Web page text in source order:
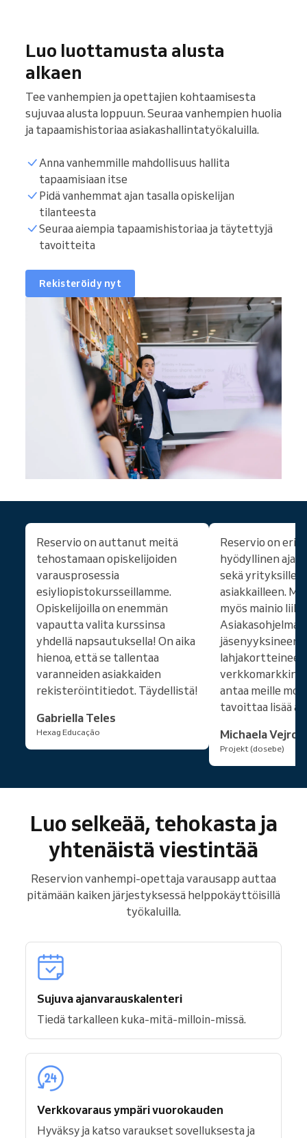
Luo luottamusta alusta
alkaen
Tee vanhempien ja opettajien kohtaamisesta
sujuvaa alusta loppuun. Seuraa vanhempien huolia
ja tapaamishistoriaa asiakashallintatyökaluilla.
Anna vanhemmille mahdollisuus hallita
tapaamisiaan itse
Pidä vanhemmat ajan tasalla opiskelijan
tilanteesta
Seuraa aiempia tapaamishistoriaa ja täytettyjä
tavoitteita
Rekisteröidy nyt
Reservio on auttanut meitä
tehostamaan opiskelijoiden
varausprosessia
esiyliopistokursseillamme.
Opiskelijoilla on enemmän
vapautta valita kurssinsa
yhdellä napsautuksella! On aika
hienoa, että se tallentaa
varanneiden asiakkaiden
rekisteröintitiedot. Täydellistä!
Gabriella Teles
Hexag Educação
Reservio on
hyödyllinen
sekä yrityksille
asiakkailleen.
myös mainio
Asiakasohjelma
jäsenyyksineen,
lahjakortteineen
antaa meille
tavoittaa lisää
Michaela
Projekt (dosebe)
Luo selkeää, tehokasta ja
yhtenäistä viestintää
Reservion vanhempi-opettaja varausapp auttaa
pitämään kaiken järjestyksessä helppokäyttöisillä
työkaluilla.
Sujuva ajanvarauskalenteri
Tiedä tarkalleen kuka-mitä-milloin-missä.
Verkkovaraus ympäri vuorokauden
Hyväksy ja katso varaukset sovelluksesta ja